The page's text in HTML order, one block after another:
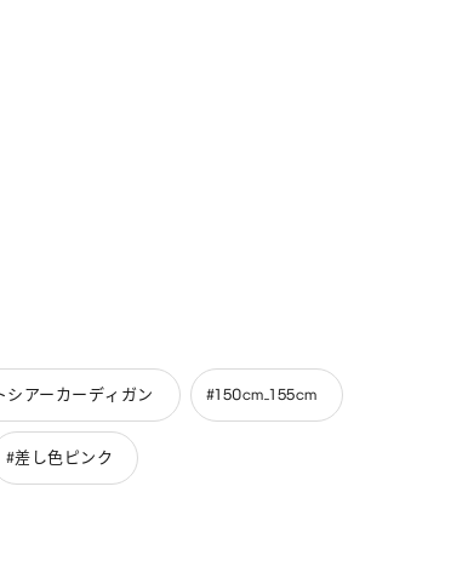
シアーカーディガン #150cm_155cm
#差し色ピンク